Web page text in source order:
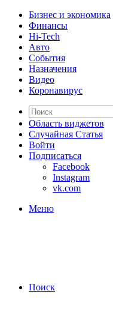
Бизнес и экономика
Финансы
Hi-Tech
Авто
События
Назначения
Видео
Коронавирус
Область виджетов
Случайная Статья
Войти
Подписаться
Facebook
Instagram
vk.com
Меню
Поиск